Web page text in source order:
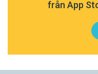
från App